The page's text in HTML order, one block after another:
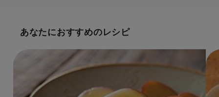
あなたにおすすめのレシピ